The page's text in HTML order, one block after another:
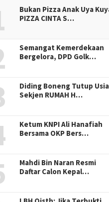
Bukan Pizza Anak Uya
PIZZA CINTA S…
Semangat Kemerdekaan
Bergelora, DPD Golk…
Diding Boneng Tutup
Sekjen RUMAH H…
Ketum KNPI Ali Hanafiah
Bersama OKP Bers…
Mahdi Bin Naran Resmi
Daftar Calon Kepal…